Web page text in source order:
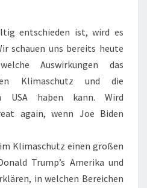
entschieden ist, wird es
schauen uns bereits heute
Auswirkungen das
Klimaschutz und die
USA haben kann. Wird
again, wenn Joe Biden
Klimaschutz einen großen
Trump’s Amerika und
in welchen Bereichen